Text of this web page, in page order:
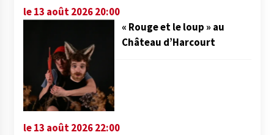
le 13 août 2026 20:00
« Rouge et le loup » au
Château d’Harcourt
le 13 août 2026 22:00